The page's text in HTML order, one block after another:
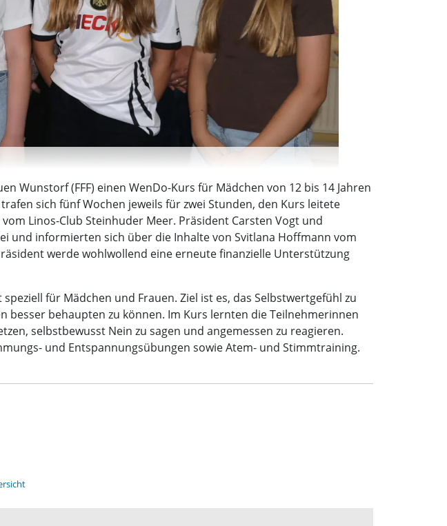
Wunstorf (FFF) einen WenDo-Kurs für Mädchen von 12 bis 14 Jahren
sich fünf Wochen jeweils für zwei Stunden, den Kurs leitete
Linos-Club Steinhuder Meer. Präsident Carsten Vogt und
und informierten sich über die Inhalte von Svitlana Hoffmann vom
werde wohlwollend eine erneute finanzielle Unterstützung
für Mädchen und Frauen. Ziel ist es, das Selbstwertgefühl zu
behaupten zu können. Im Kurs lernten die Teilnehmerinnen
selbstbewusst Nein zu sagen und angemessen zu reagieren.
und Entspannungsübungen sowie Atem- und Stimmtraining.